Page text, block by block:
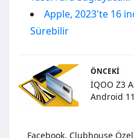
Apple, 2023'te 16
Sürebilir
ÖNCEKI
İQOO Z3
Android
Facebook, Clubhouse